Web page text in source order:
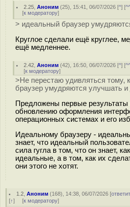
2.25 ,Аноним (25), 15:41, 06/07/2026 [^] [
[к модератору]
> идеальный браузер
Круглое сделали ещё круглее,
ещё медленнее.
2.42 ,Аноним (42), 16:50, 06/07/2026 [^] [
[к модератору]
>Не перестаю удивляться тому,
браузер умудряются улучшать
Предложены первые результаты
обновлению оформления
операционных системах и его
Идеальному браузеру -
знает, что идеальный
сила гугла в том, что он знает,
идеальные, а в том, как их
они этого не хотят.
1.2 ,Аноним (168), 14:38, 06/07/2026 [
[↑] [к модератору]